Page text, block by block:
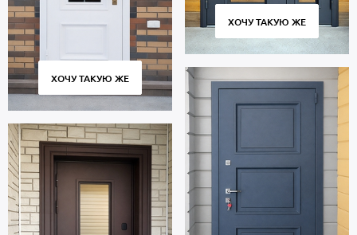
ХОЧУ ТАКУЮ ЖЕ
ХОЧУ ТАКУЮ ЖЕ